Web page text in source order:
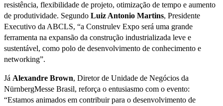
resistência, flexibilidade de projeto, otimização de tempo e aumento
de produtividade. Segundo Luiz Antonio Martins, Presidente
Executivo da ABCLS, “a Construlev Expo será uma grande
ferramenta na expansão da construção industrializada leve e
sustentável, como polo de desenvolvimento de conhecimento e
networking”.
Já Alexandre Brown, Diretor de Unidade de Negócios da
NürnbergMesse Brasil, reforça o entusiasmo com o evento:
“Estamos animados em contribuir para o desenvolvimento de